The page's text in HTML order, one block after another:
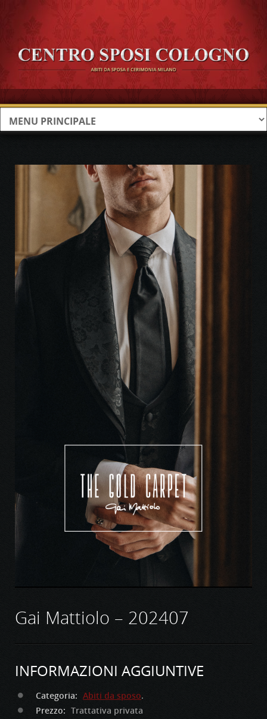
Gai Mattiolo – 202407
INFORMAZIONI AGGIUNTIVE
Categoria: Abiti da sposo.
Prezzo: Trattativa privata